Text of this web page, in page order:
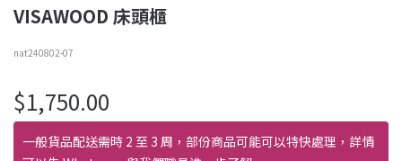
VISAWOOD 床頭櫃
nat240802-07
$1,750.00
一般貨品配送需時 2 至 3 周，部份商品可能可以特快處理，詳情